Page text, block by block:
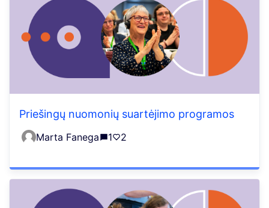
Priešingų nuomonių suartėjimo programos
Marta Fanega 1 2